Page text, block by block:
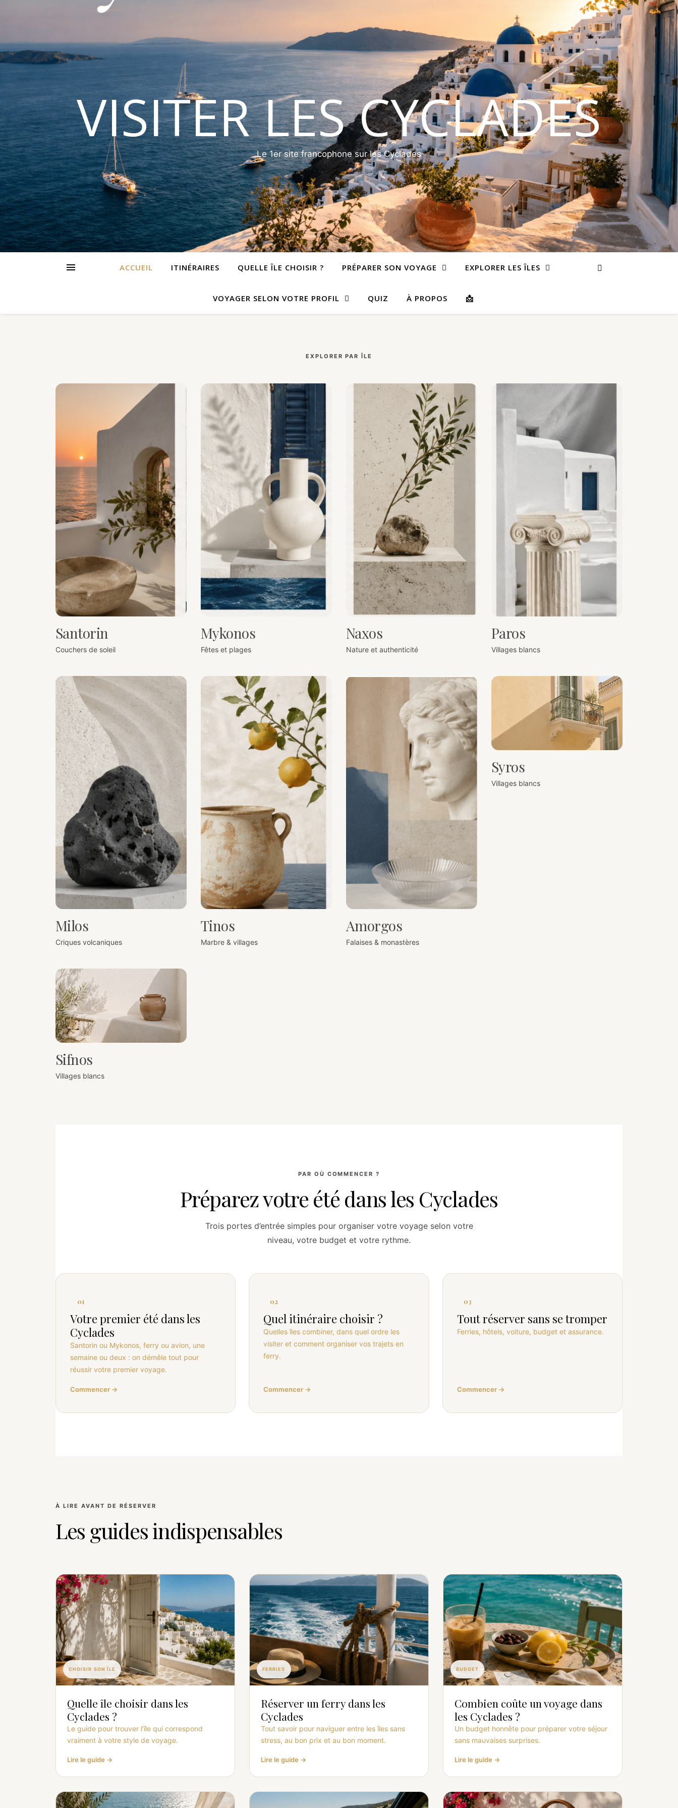
VISITER LES CYCLADES
Le 1er site francophone sur les Cyclades
ACCUEIL ITINÉRAIRES QUELLE ÎLE CHOISIR ? PRÉPARER SON VOYAGE EXPLORER LES ÎLES
VOYAGER SELON VOTRE PROFIL QUIZ À PROPOS 📩
EXPLORER PAR ÎLE
Santorin
Couchers de soleil
Mykonos
Fêtes et plages
Naxos
Nature et authenticité
Paros
Villages blancs
Milos
Criques volcaniques
Tinos
Marbre & villages
Amorgos
Falaises & monastères
Syros
Villages blancs
Sifnos
Villages blancs
PAR OÙ COMMENCER ?
Préparez votre été dans les Cyclades
Trois portes d’entrée simples pour organiser votre voyage selon votre
niveau, votre budget et votre rythme.
01
Votre premier été dans les
Cyclades
Santorin ou Mykonos, ferry ou avion, une
semaine ou deux : on démêle tout pour
réussir votre premier voyage.
Commencer →
02
Quel itinéraire choisir ?
Quelles îles combiner, dans quel ordre les
visiter et comment organiser vos trajets en
ferry.
Commencer →
03
Tout réserver sans se tromper
Ferries, hôtels, voiture, budget et assurance.
Commencer →
À LIRE AVANT DE RÉSERVER
Les guides indispensables
CHOISIR SON ÎLE
Quelle île choisir dans les
Cyclades ?
Le guide pour trouver l’île qui correspond
vraiment à votre style de voyage.
Lire le guide →
FERRIES
Réserver un ferry dans les
Cyclades
Tout savoir pour naviguer entre les îles sans
stress, au bon prix et au bon moment.
Lire le guide →
BUDGET
Combien coûte un voyage dans
les Cyclades ?
Un budget honnête pour préparer votre séjour
sans mauvaises surprises.
Lire le guide →